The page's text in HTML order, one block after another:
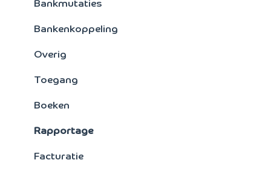
Facturering
Kostensoorten/plaatsen
Crediteuren
Bankmutaties
Bankenkoppeling
Overig
Toegang
Boeken
Rapportage
Facturatie